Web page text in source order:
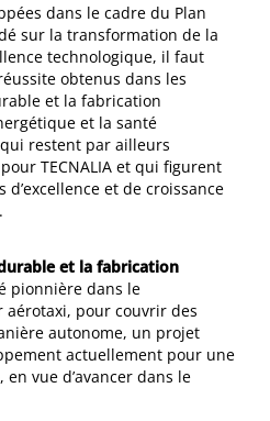
dans le cadre du Plan
sur la transformation de la
technologique, il faut
obtenus dans les
et la fabrication
et la santé
restent par ailleurs
TECNALIA et qui figurent
et de croissance
et la fabrication
pionnière dans le
pour couvrir des
autonome, un projet
actuellement pour une
vue d’avancer dans le